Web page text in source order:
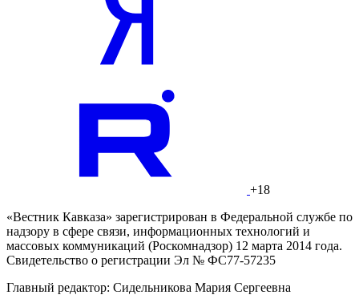
+18
«Вестник Кавказа» зарегистрирован в Федеральной службе по
надзору в сфере связи, информационных технологий и
массовых коммуникаций (Роскомнадзор) 12 марта 2014 года.
Свидетельство о регистрации Эл № ФС77-57235
Главный редактор: Сидельникова Мария Сергеевна